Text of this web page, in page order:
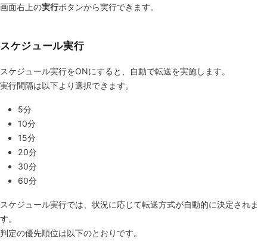
画面右上の実行ボタンから実行できます。
スケジュール実行
スケジュール実行をONにすると、自動で転送を実施します。
実行間隔は以下より選択できます。
5分
10分
15分
20分
30分
60分
スケジュール実行では、状況に応じて転送方式が自動的に決定されま
す。
判定の優先順位は以下のとおりです。